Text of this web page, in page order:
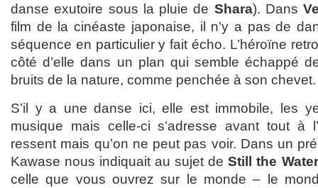
danse exutoire sous la pluie de Shara). Dans
film de la cinéaste japonaise, il n’y a pas de
séquence en particulier y fait écho. L’héroïne
côté d’elle dans un plan qui semble échappé
bruits de la nature, comme penchée à son chevet.
S’il y a une danse ici, elle est immobile, les
musique mais celle-ci s’adresse avant tout à
ressent mais qu’on ne peut pas voir. Dans un
Kawase nous indiquait au sujet deStill the Water
celle que vous ouvrez sur le monde – le